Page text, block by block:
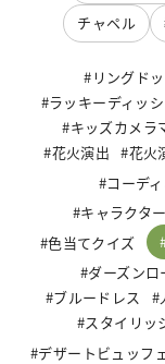
チャペル
リングド
ラッキーディッシ
キッズカメラ
花火演出
花火
コーデ
キャラクタ
色当てクイズ
ダーズンロ
ブルードレス
スタイリッ
デザートビュッフ